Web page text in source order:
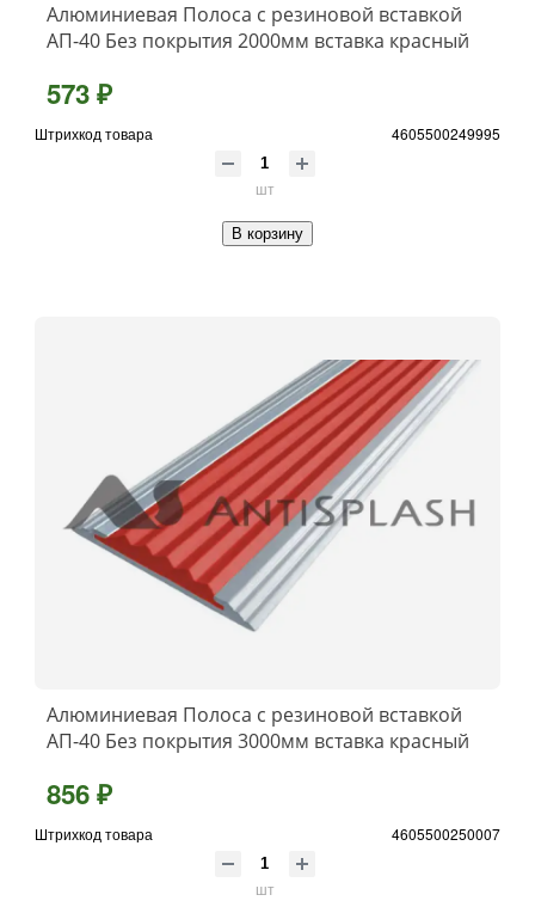
Алюминиевая Полоса с резиновой вставкой
АП-40 Без покрытия 2000мм вставка красный
573 ₽
Штрихкод товара 4605500249995
шт
В корзину
Алюминиевая Полоса с резиновой вставкой
АП-40 Без покрытия 3000мм вставка красный
856 ₽
Штрихкод товара 4605500250007
шт